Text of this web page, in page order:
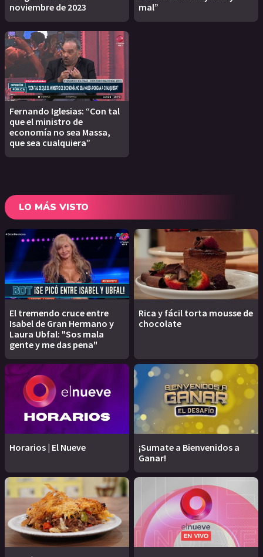
noviembre de 2023
mal”
Fernando Iglesias: “Con tal
que el ministro de
economía no sea Massa,
que sea cualquiera”
LO MÁS VISTO
El tremendo cruce entre
Isabel de Gran Hermano y
Laura Ubfal: "Sos mala
gente y me das pena"
Rica y fácil torta mousse de
chocolate
Horarios | El Nueve
¡Sumate a Bienvenidos a
Ganar!